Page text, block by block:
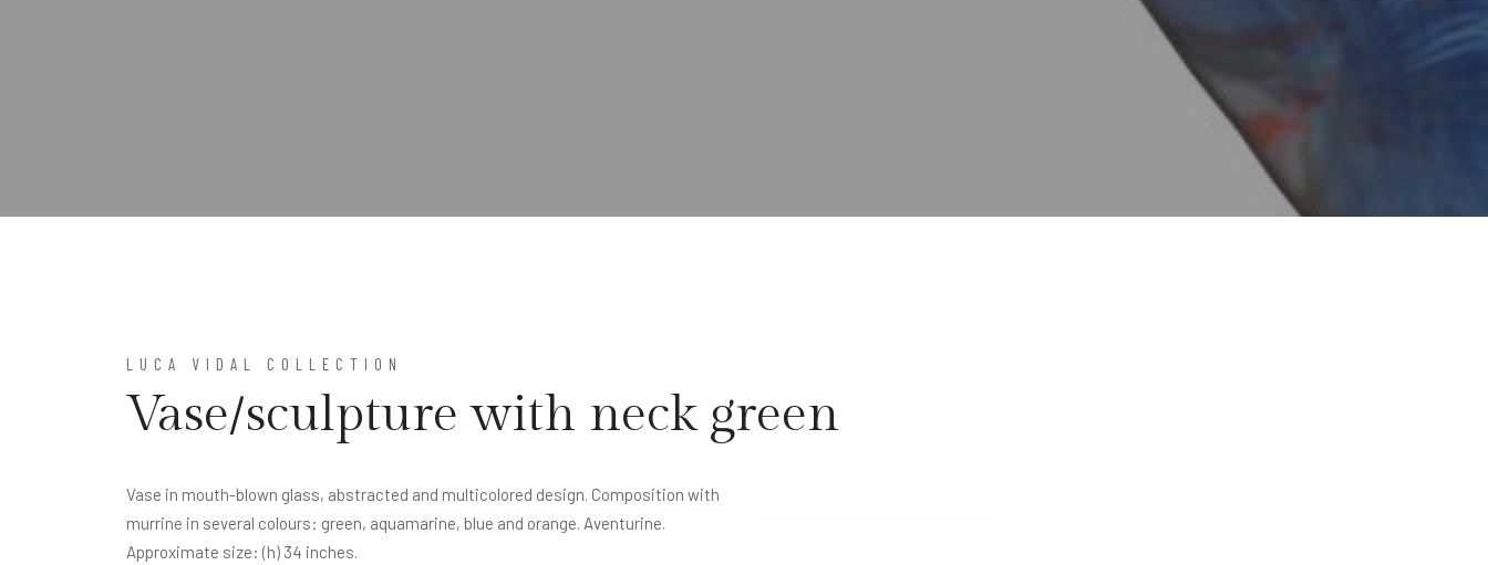
LUCA VIDAL COLLECTION
Vase/sculpture with neck green
Vase in mouth-blown glass, abstracted and multicolored design. Composition with
murrine in several colours: green, aquamarine, blue and orange. Aventurine.
Approximate size: (h) 34 inches.